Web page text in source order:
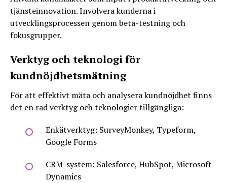
tjänsteinnovation. Involvera kunderna i
utvecklingsprocessen genom beta-testning och
fokusgrupper.
Verktyg och teknologi för
kundnöjdhetsmätning
För att effektivt mäta och analysera kundnöjdhet finns
det en rad verktyg och teknologier tillgängliga:
Enkätverktyg: SurveyMonkey, Typeform,
Google Forms
CRM-system: Salesforce, HubSpot, Microsoft
Dynamics